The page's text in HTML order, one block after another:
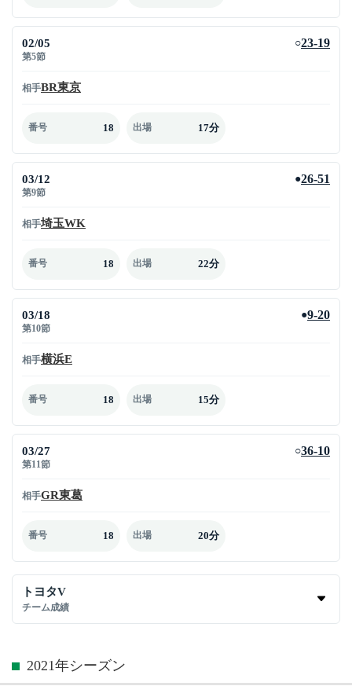
02/05
第5節
○23-19
相手BR東京
番号 18 出場 17分
03/12
第9節
●26-51
相手埼玉WK
番号 18 出場 22分
03/18
第10節
●9-20
相手横浜E
番号 18 出場 15分
03/27
第11節
○36-10
相手GR東葛
番号 18 出場 20分
トヨタV
チーム成績
2021年シーズン